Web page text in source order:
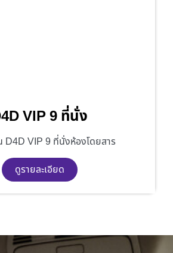
VIP 9 ที่นั่ง
D4D VIP 9 ที่นั่งห้องโดยสาร
ดูรายละเอียด